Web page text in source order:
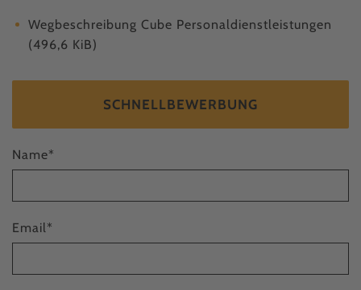
Wegbeschreibung Cube Personaldienstleistungen
(496,6 KiB)
SCHNELLBEWERBUNG
Name*
Email*